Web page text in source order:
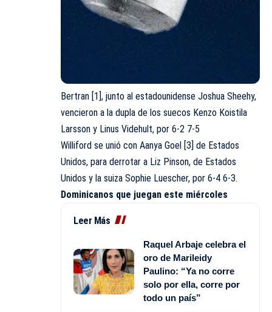
Bertran [1], junto al estadounidense Joshua Sheehy,
vencieron a la dupla de los suecos Kenzo Koistila
Larsson y Linus Videhult, por 6-2 7-5
Williford se unió con Aanya Goel [3] de Estados
Unidos, para derrotar a Liz Pinson, de Estados
Unidos y la suiza Sophie Luescher, por 6-4 6-3.
Dominicanos que juegan este miércoles
Leer Más
Raquel Arbaje celebra el
oro de Marileidy
Paulino: “Ya no corre
solo por ella, corre por
todo un país”